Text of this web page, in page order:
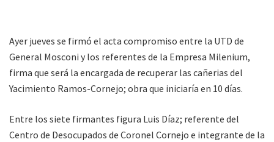
Ayer jueves se firmó el acta compromiso entre la UTD de
General Mosconi y los referentes de la Empresa Milenium,
firma que será la encargada de recuperar las cañerias del
Yacimiento Ramos-Cornejo; obra que iniciaría en 10 días.
Entre los siete firmantes figura Luis Díaz; referente del
Centro de Desocupados de Coronel Cornejo e integrante de la